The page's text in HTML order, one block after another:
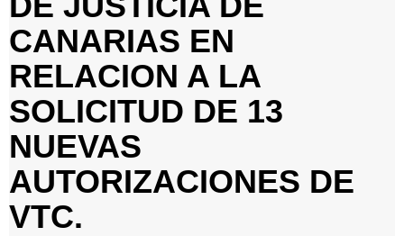
CANARIAS EN
RELACION A LA
SOLICITUD DE 13
NUEVAS
AUTORIZACIONES DE
VTC.